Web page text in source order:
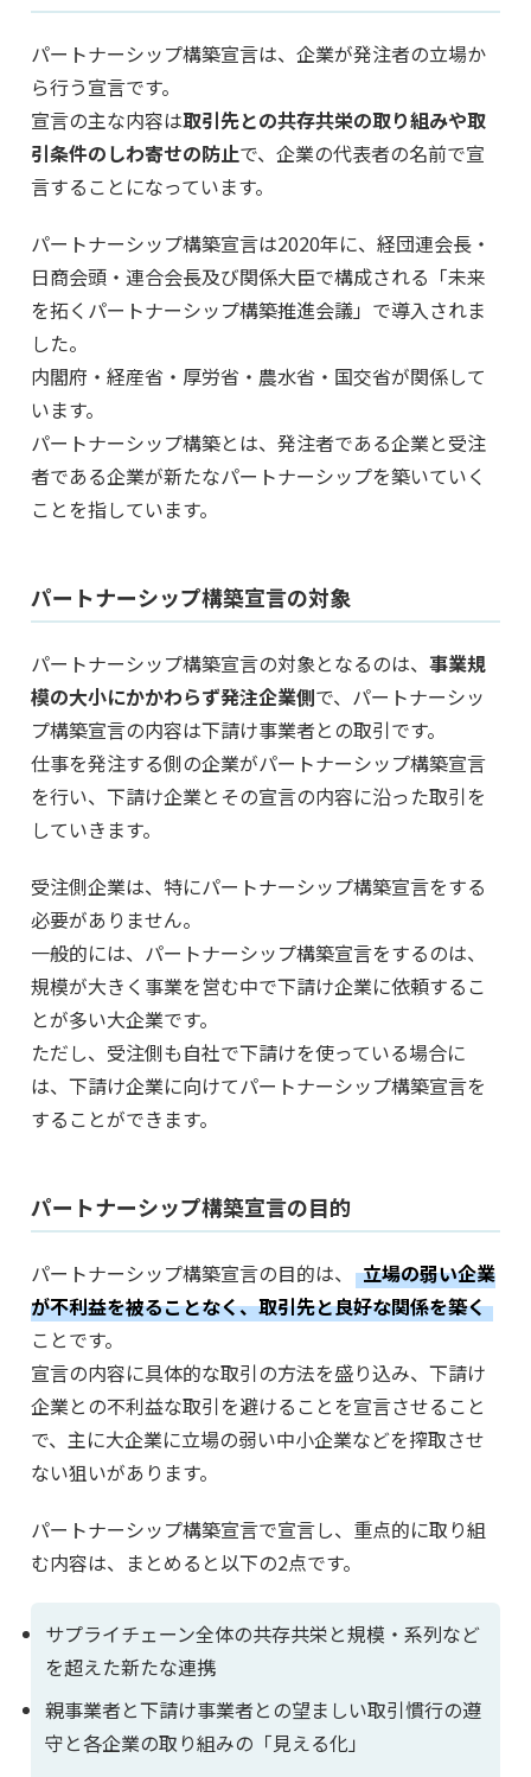
パートナーシップ構築宣言は、企業が発注者の立場か
ら行う宣言です。
宣言の主な内容は取引先との共存共栄の取り組みや取
引条件のしわ寄せの防止で、企業の代表者の名前で宣
言することになっています。
パートナーシップ構築宣言は2020年に、経団連会長・
日商会頭・連合会長及び関係大臣で構成される「未来
を拓くパートナーシップ構築推進会議」で導入されま
した。
内閣府・経産省・厚労省・農水省・国交省が関係して
います。
パートナーシップ構築とは、発注者である企業と受注
者である企業が新たなパートナーシップを築いていく
ことを指しています。
パートナーシップ構築宣言の対象
パートナーシップ構築宣言の対象となるのは、 事業規
模の大小にかかわらず発注企業側で、パートナーシッ
プ構築宣言の内容は下請け事業者との取引です。
仕事を発注する側の企業がパートナーシップ構築宣言
を行い、下請け企業とその宣言の内容に沿った取引を
していきます。
受注側企業は、特にパートナーシップ構築宣言をする
必要がありません。
一般的には、パートナーシップ構築宣言をするのは、
規模が大きく事業を営む中で下請け企業に依頼するこ
とが多い大企業です。
ただし、受注側も自社で下請けを使っている場合に
は、下請け企業に向けてパートナーシップ構築宣言を
することができます。
パートナーシップ構築宣言の目的
パートナーシップ構築宣言の目的は、
立場の弱い企業
が不利益を被ることなく、取引先と良好な関係を築く
ことです。
宣言の内容に具体的な取引の方法を盛り込み、下請け
企業との不利益な取引を避けることを宣言させること
で、主に大企業に立場の弱い中小企業などを搾取させ
ない狙いがあります。
パートナーシップ構築宣言で宣言し、重点的に取り組
む内容は、まとめると以下の2点です。
サプライチェーン全体の共存共栄と規模・系列など
を超えた新たな連携
親事業者と下請け事業者との望ましい取引慣行の遵
守と各企業の取り組みの「見える化」